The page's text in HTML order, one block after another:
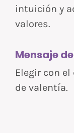
intuición y
valores.
Mensaje
Elegir con
de valentía.